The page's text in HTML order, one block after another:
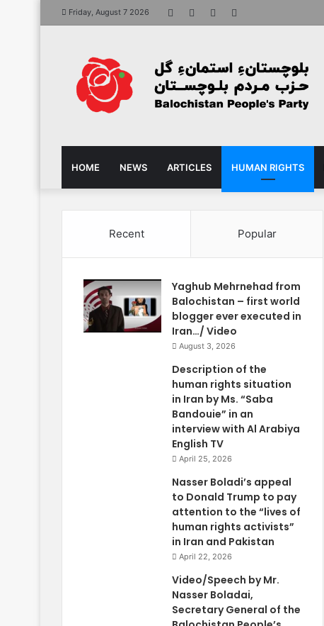
Friday, August 7 2026 Facebook YouTube
HOME NEWS ARTICLES HUMAN RIGHTS
Recent Popular
Yaghub Mehrnehad from
Balochistan – first world
blogger ever executed in
Iran…/ Video
August 3, 2026
Description of the
human rights situation
in Iran by Ms. “Saba
Bandouie” in an
interview with Al Arabiya
English TV
April 25, 2026
Nasser Boladi’s appeal
to Donald Trump to pay
attention to the “lives of
human rights activists”
in Iran and Pakistan
April 22, 2026
Video/Speech by Mr.
Nasser Boladai,
Secretary General of the